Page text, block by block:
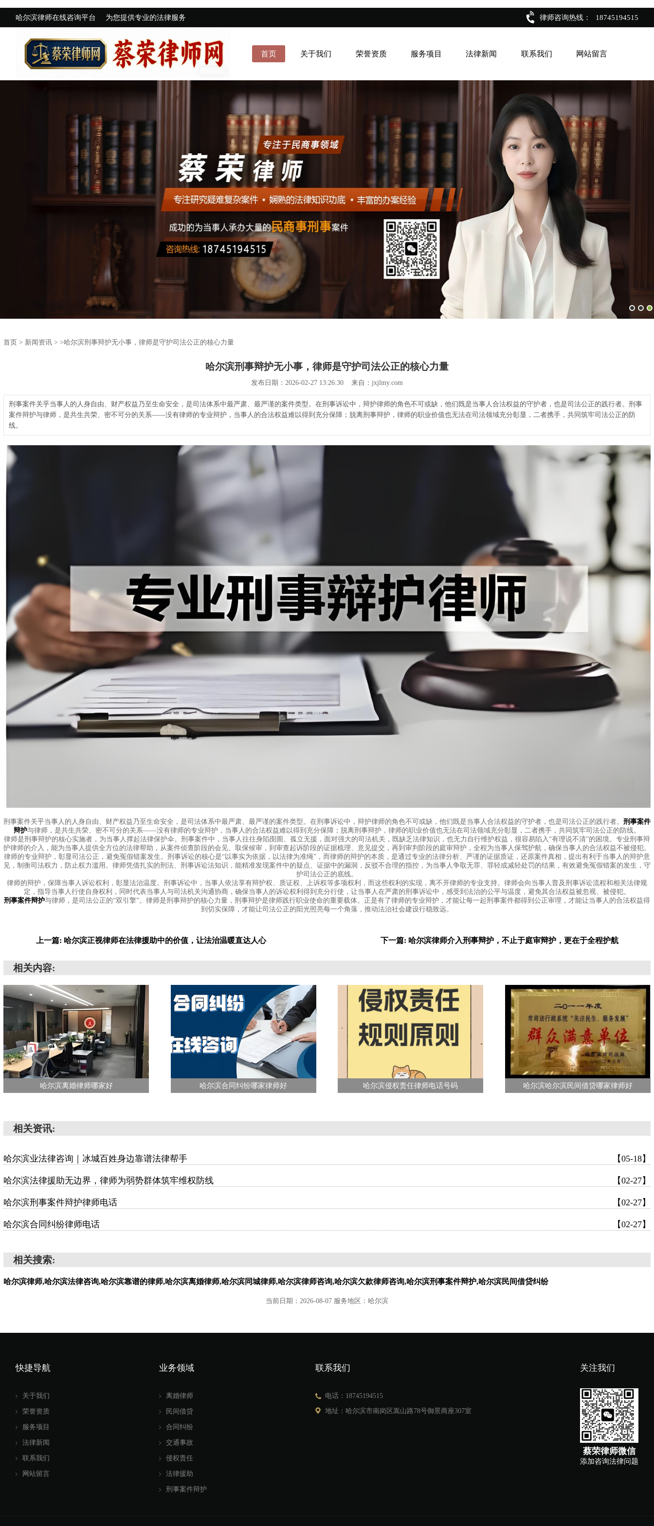
哈尔滨律师在线咨询平台 为您提供专业的法律服务 律师咨询热线： 18745194515
首页 关于我们 荣誉资质 服务项目 法律新闻 联系我们 网站留言
首页 > 新闻资讯 > >哈尔滨刑事辩护无小事，律师是守护司法公正的核心力量
哈尔滨刑事辩护无小事，律师是守护司法公正的核心力量
发布日期：2026-02-27 13:26:30 来自：jxjlmy.com
刑事案件关乎当事人的人身自由、财产权益乃至生命安全，是司法体系中最严肃、最严谨的案件类型。在刑事诉讼中，辩护律师的角色不可或缺，他们既是当事人合法权益的守护者，也是司法公正的践行者。刑事
案件辩护与律师，是共生共荣、密不可分的关系——没有律师的专业辩护，当事人的合法权益难以得到充分保障；脱离刑事辩护，律师的职业价值也无法在司法领域充分彰显，二者携手，共同筑牢司法公正的防
线。
刑事案件关乎当事人的人身自由、财产权益乃至生命安全，是司法体系中最严肃、最严谨的案件类型。在刑事诉讼中，辩护律师的角色不可或缺，他们既是当事人合法权益的守护者，也是司法公正的践行者。 刑事案件
辩护与律师，是共生共荣、密不可分的关系——没有律师的专业辩护，当事人的合法权益难以得到充分保障；脱离刑事辩护，律师的职业价值也无法在司法领域充分彰显，二者携手，共同筑牢司法公正的防线。
律师是刑事辩护的核心实施者，为当事人撑起法律保护伞。刑事案件中，当事人往往身陷囹圄、孤立无援，面对强大的司法机关，既缺乏法律知识，也无力自行维护权益，很容易陷入“有理说不清”的困境。专业刑事辩
护律师的介入，能为当事人提供全方位的法律帮助，从案件侦查阶段的会见、取保候审，到审查起诉阶段的证据梳理、意见提交，再到审判阶段的庭审辩护，全程为当事人保驾护航，确保当事人的合法权益不被侵犯。
律师的专业辩护，彰显司法公正，避免冤假错案发生。刑事诉讼的核心是“以事实为依据，以法律为准绳”，而律师的辩护的本质，是通过专业的法律分析、严谨的证据质证，还原案件真相，提出有利于当事人的辩护意
见，制衡司法权力，防止权力滥用。律师凭借扎实的刑法、刑事诉讼法知识，能精准发现案件中的疑点、证据中的漏洞，反驳不合理的指控，为当事人争取无罪、罪轻或减轻处罚的结果，有效避免冤假错案的发生，守
护司法公正的底线。
律师的辩护，保障当事人诉讼权利，彰显法治温度。刑事诉讼中，当事人依法享有辩护权、质证权、上诉权等多项权利，而这些权利的实现，离不开律师的专业支持。律师会向当事人普及刑事诉讼流程和相关法律规
定，指导当事人行使自身权利，同时代表当事人与司法机关沟通协商，确保当事人的诉讼权利得到充分行使，让当事人在严肃的刑事诉讼中，感受到法治的公平与温度，避免其合法权益被忽视、被侵犯。
刑事案件辩护与律师，是司法公正的“双引擎”。律师是刑事辩护的核心力量，刑事辩护是律师践行职业使命的重要载体。正是有了律师的专业辩护，才能让每一起刑事案件都得到公正审理，才能让当事人的合法权益得
到切实保障，才能让司法公正的阳光照亮每一个角落，推动法治社会建设行稳致远。
上一篇: 哈尔滨正视律师在法律援助中的价值，让法治温暖直达人心 下一篇: 哈尔滨律师介入刑事辩护，不止于庭审辩护，更在于全程护航
相关内容:
哈尔滨离婚律师哪家好 哈尔滨合同纠纷哪家律师好 哈尔滨侵权责任律师电话号码 哈尔滨哈尔滨民间借贷哪家律师好
相关资讯:
哈尔滨业法律咨询｜冰城百姓身边靠谱法律帮手 【05-18】
哈尔滨法律援助无边界，律师为弱势群体筑牢维权防线 【02-27】
哈尔滨刑事案件辩护律师电话 【02-27】
哈尔滨合同纠纷律师电话 【02-27】
相关搜索:
哈尔滨律师,哈尔滨法律咨询,哈尔滨靠谱的律师,哈尔滨离婚律师,哈尔滨同城律师,哈尔滨律师咨询,哈尔滨欠款律师咨询,哈尔滨刑事案件辩护,哈尔滨民间借贷纠纷
当前日期：2026-08-07 服务地区：哈尔滨
快捷导航
关于我们
荣誉资质
服务项目
法律新闻
联系我们
网站留言
业务领域
离婚律师
民间借贷
合同纠纷
交通事故
侵权责任
法律援助
刑事案件辩护
联系我们
电话：18745194515
地址：哈尔滨市南岗区嵩山路78号御景商座307室
关注我们
蔡荣律师微信
添加咨询法律问题